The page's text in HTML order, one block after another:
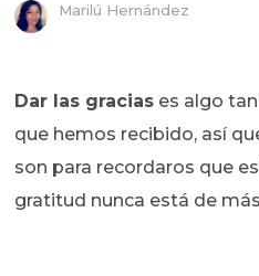
Marilú Hernández
Dar las gracias es algo
que hemos recibido, así
son para recordaros que
gratitud nunca está de